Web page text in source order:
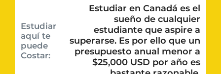
Estudiar
aquí te
puede
Costar:
Estudiar en Canadá es el
sueño de cualquier
estudiante que aspire a
superarse. Es por ello que un
presupuesto anual menor a
$25,000 USD por año es